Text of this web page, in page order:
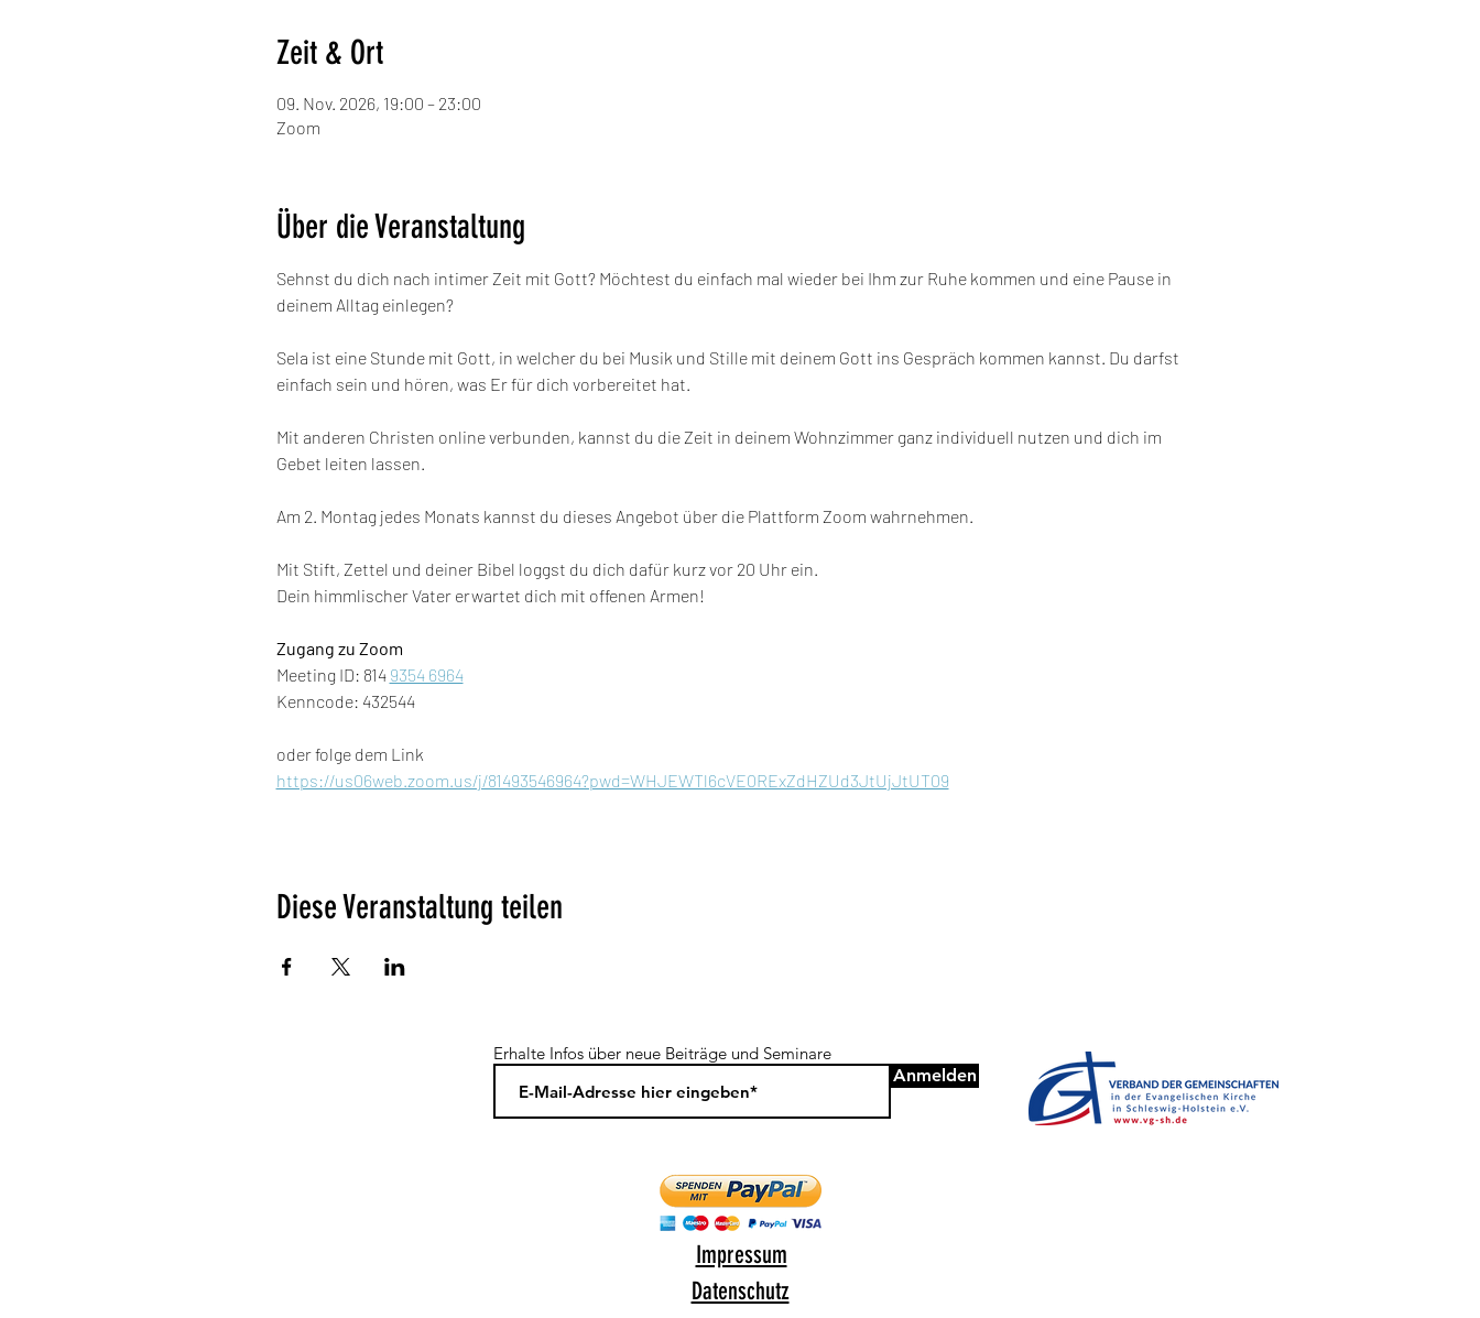
Zeit & Ort
09. Nov. 2026, 19:00 – 23:00
Zoom
Über die Veranstaltung
Sehnst du dich nach intimer Zeit mit Gott? Möchtest du einfach mal wieder bei Ihm zur Ruhe kommen und eine Pause in
deinem Alltag einlegen?
Sela ist eine Stunde mit Gott, in welcher du bei Musik und Stille mit deinem Gott ins Gespräch kommen kannst. Du darfst
einfach sein und hören, was Er für dich vorbereitet hat.
Mit anderen Christen online verbunden, kannst du die Zeit in deinem Wohnzimmer ganz individuell nutzen und dich im
Gebet leiten lassen.
Am 2. Montag jedes Monats kannst du dieses Angebot über die Plattform Zoom wahrnehmen.
Mit Stift, Zettel und deiner Bibel loggst du dich dafür kurz vor 20 Uhr ein.
Dein himmlischer Vater erwartet dich mit offenen Armen!
Zugang zu Zoom
Meeting ID: 814 9354 6964
Kenncode: 432544
oder folge dem Link
https://us06web.zoom.us/j/81493546964?pwd=WHJEWTl6cVE0RExZdHZUd3JtUjJtUT09
Diese Veranstaltung teilen
Erhalte Infos über neue Beiträge und Seminare
Anmelden
Impressum
Datenschutz